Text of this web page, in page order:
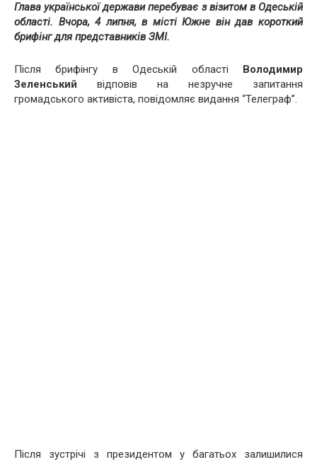
Глава української держави перебуває з візитом в Одеській
області. Вчора, 4 липня, в місті Южне він дав короткий
брифінг для представників ЗМІ.
Після брифінгу в Одеській області Володимир
Зеленський відповів на незручне запитання
громадського активіста, повідомляє видання “Телеграф”.
Після зустрічі з президентом у багатьох залишилися